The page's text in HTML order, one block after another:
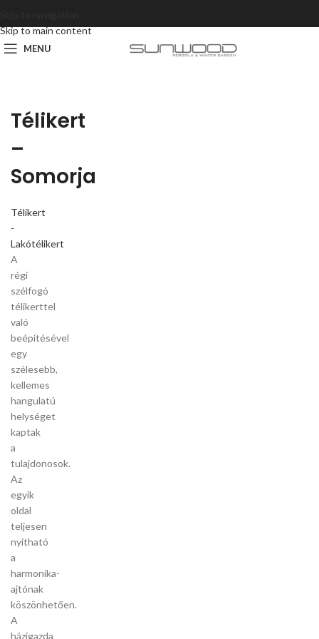
Skip to main content
MENU
Télikert
–
Somorja
Télikert
-
Lakótélikert
A
régi
szélfogó
télikerttel
való
beépítésével
egy
szélesebb,
kellemes
hangulatú
helységet
kaptak
a
tulajdonosok.
Az
egyik
oldal
teljesen
nyitható
a
harmonika-
ajtónak
köszönhetően.
A
házigazda